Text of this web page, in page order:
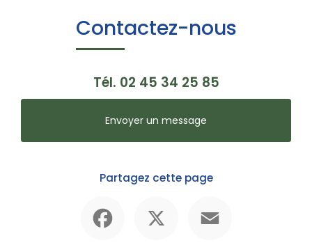
Contactez-nous
Tél. 02 45 34 25 85
Envoyer un message
Partagez cette page